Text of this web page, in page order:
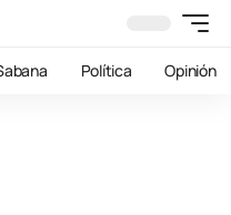
Política Opinión